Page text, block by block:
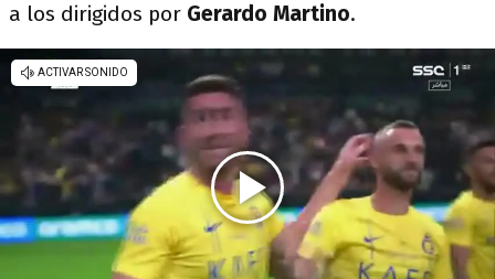
a los dirigidos por Gerardo Martino.